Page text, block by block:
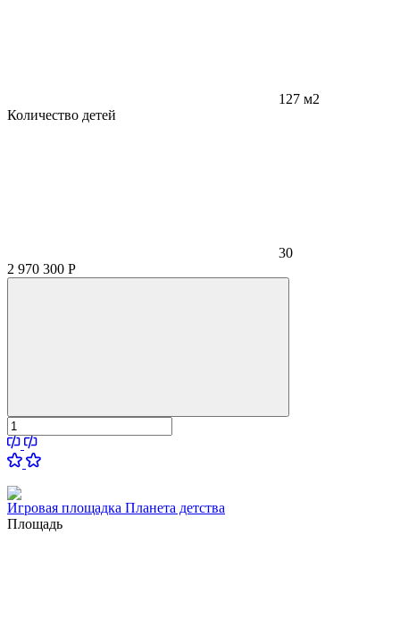
127 м2
Количество детей
30
2 970 300 Р
Игровая площадка Планета детства
Площадь